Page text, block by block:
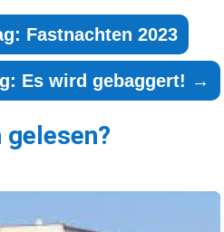
Fastnachten 2023
Es wird gebaggert! →
gelesen?